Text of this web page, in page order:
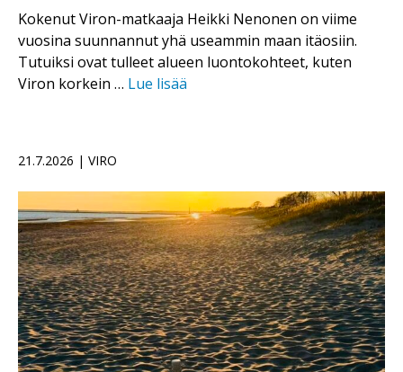
Kokenut Viron-matkaaja Heikki Nenonen on viime
vuosina suunnannut yhä useammin maan itäosiin.
Tutuiksi ovat tulleet alueen luontokohteet, kuten
Viron korkein … Lue lisää
21.7.2026 | VIRO